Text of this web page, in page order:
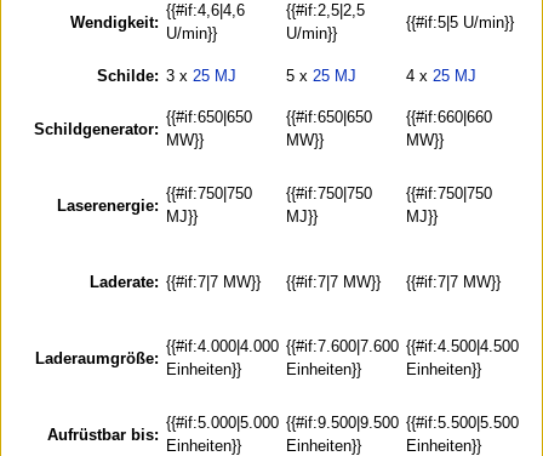
Wendigkeit:
{{#if:4,6|4,6
U/min}}
{{#if:2,5|2,5
U/min}}
{{#if:5|5 U/min}}
Schilde: 3 x 25 MJ 5 x 25 MJ 4 x 25 MJ
Schildgenerator:
{{#if:650|650
MW}}
{{#if:650|650
MW}}
{{#if:660|660
MW}}
Laserenergie:
{{#if:750|750
MJ}}
{{#if:750|750
MJ}}
{{#if:750|750
MJ}}
Laderate: {{#if:7|7 MW}} {{#if:7|7 MW}} {{#if:7|7 MW}}
Laderaumgröße:
{{#if:4.000|4.000
Einheiten}}
{{#if:7.600|7.600
Einheiten}}
{{#if:4.500|4.500
Einheiten}}
Aufrüstbar bis:
{{#if:5.000|5.000
Einheiten}}
{{#if:9.500|9.500
Einheiten}}
{{#if:5.500|5.500
Einheiten}}